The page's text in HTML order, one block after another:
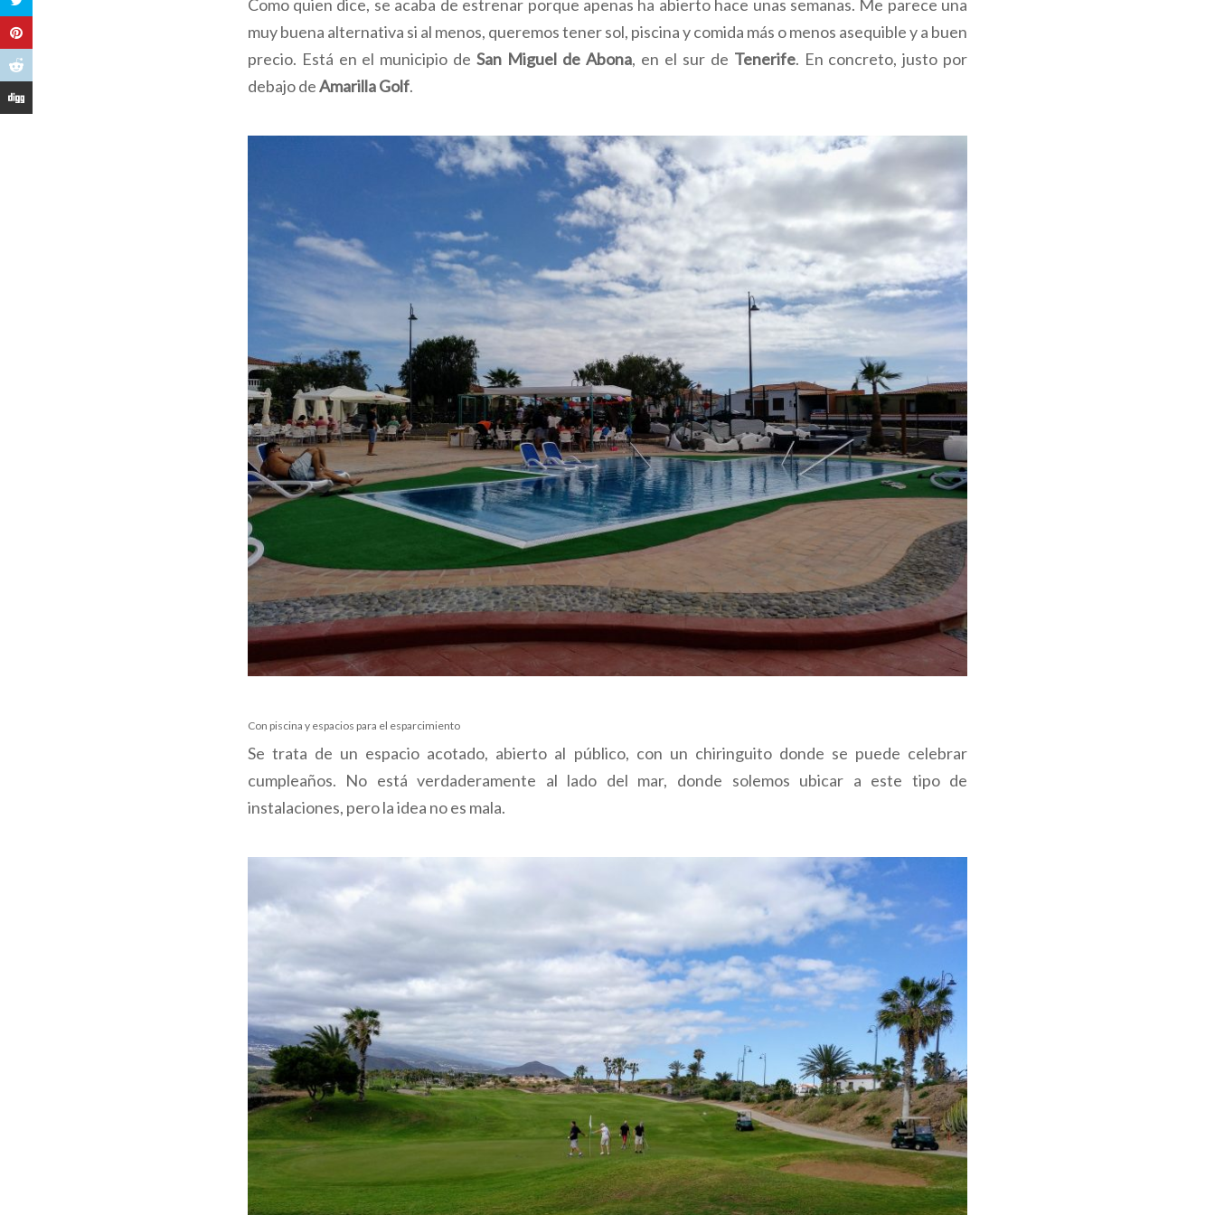
Como quien dice, se acaba de estrenar porque apenas ha abierto hace unas semanas. Me parece una
muy buena alternativa si al menos, queremos tener sol, piscina y comida más o menos asequible y a buen
precio. Está en el municipio deSan Miguel de Abona, en el sur de Tenerife. En concreto, justo por
debajo deAmarilla Golf.
Con piscina y espacios para el esparcimiento
Se trata de un espacio acotado, abierto al público, con un chiringuito donde se puede celebrar
cumpleaños. No está verdaderamente al lado del mar, donde solemos ubicar a este tipo de
instalaciones, pero la idea no es mala.